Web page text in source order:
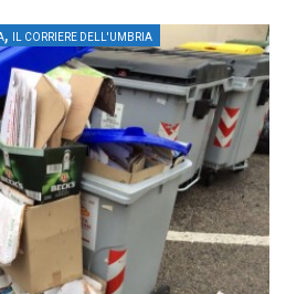
, IL CORRIERE DELL'UMBRIA